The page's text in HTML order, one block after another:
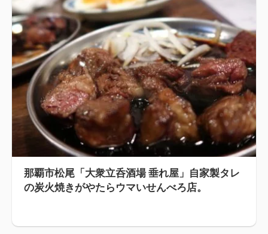
那覇市松尾「大衆立呑酒場 垂れ屋」自家製タレ
の炭火焼きがやたらウマいせんべろ店。